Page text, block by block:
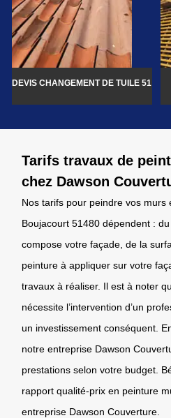
DEVIS CHANGEMENT DE TUILE 51
Tarifs travaux de
chez Dawson
Nos tarifs pour peindre vos murs
Boujacourt 51480 dépendent :
compose votre façade, de la
peinture à appliquer sur votre
travaux à réaliser. Il est à noter
nécessite l’intervention d’un
un investissement conséquent.
notre entreprise Dawson
prestations selon votre budget.
rapport qualité-prix en peinture
entreprise Dawson Couverture.